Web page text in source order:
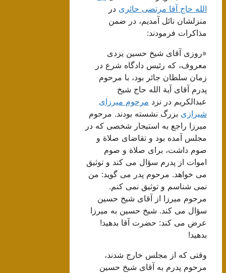
الله حاج آقا مرتضی حائریدر
منزلشان نائل آمدیم، در ضمن
مذاکرات فرمودند:
«روزی آقای شیخ حسین یزدی
معروف، که رئیس دادگاه شرع در
زمان سلطان جائر بود، با مرحوم
پدرم آقای آیة الله حاج شیخ
عبدالکریم در نزدمرحوم میرزای
شیرازیبزرگ نشسته بودند. مرحوم
میرزا راجع به استیجار شخصی که در
مجلس آمده بود و تقاضای صلاة و
صوم داشت، برای صلاة و صوم
اموات از پدرم سؤال می کند و توثیق
می خواهد. مرحوم پدر می گوید: من
نمی شناسم و توثیق نمی کنم.
مرحوم میرزا از آقای شیخ حسین
سؤال می کند. شیخ حسین به میرزا
عرض می کند: حضرت آقا بدهید!
بدهید!
وقتی که از مجلس خارج شدند،
مرحوم پدرم به آقای شیخ حسین